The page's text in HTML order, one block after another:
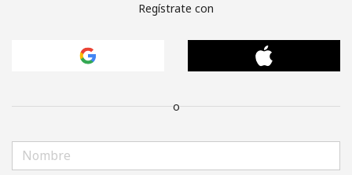
Regístrate con
o